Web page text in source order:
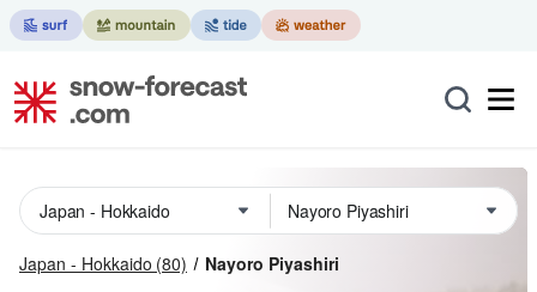
Japan - Hokkaido (80) Nayoro Piyashiri